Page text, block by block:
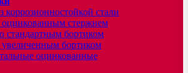
коррозионностойкой стали
стержнем
стандартным бортиком
бортиком
оцинкованные